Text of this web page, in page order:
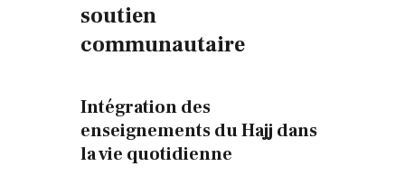
soutien
communautaire
Intégration des
enseignements du Hajj dans
la vie quotidienne